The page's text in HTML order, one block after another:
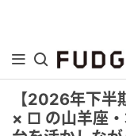
【2026年下半
× □ の山羊座・